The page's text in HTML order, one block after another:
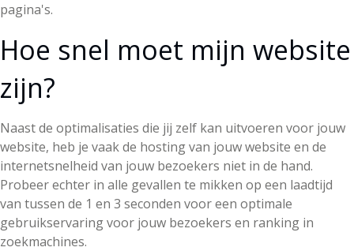
pagina's.
Hoe snel moet mijn website
zijn?
Naast de optimalisaties die jij zelf kan uitvoeren voor jouw
website, heb je vaak de hosting van jouw website en de
internetsnelheid van jouw bezoekers niet in de hand.
Probeer echter in alle gevallen te mikken op een laadtijd
van tussen de 1 en 3 seconden voor een optimale
gebruikservaring voor jouw bezoekers en ranking in
zoekmachines.